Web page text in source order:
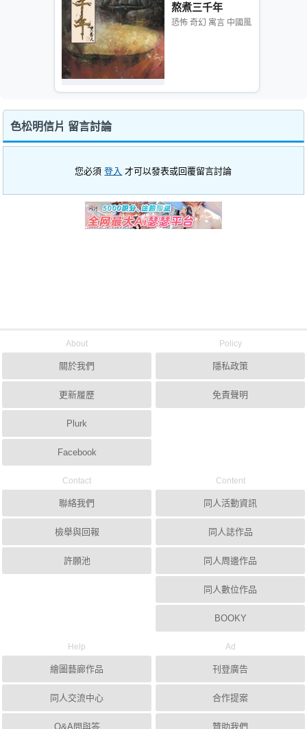
熬煮三千年
恐怖 奇幻 寓言 中國風
色松明信片 留言討論
您必須登入 才可以發表或回覆留言討論
About
關於我們
更新履歷
Plurk
Facebook
Policy
隱私政策
免責聲明
Contact
聯絡我們
檢舉與回報
許願池
Content
同人活動資訊
同人誌作品
同人周邊作品
同人數位作品
BOOKY
Help
繪圖藝廊作品
同人交流中心
Q&A問與答
Ad
刊登廣告
合作提案
贊助我們